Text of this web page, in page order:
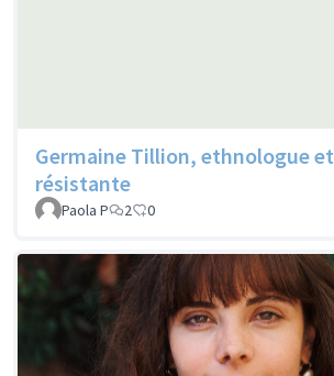
Germaine Tillion, ethnologue et
résistante
Paola P 2 0